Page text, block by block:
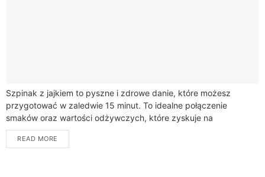
Szpinak z jajkiem to pyszne i zdrowe danie, które możesz
przygotować w zaledwie 15 minut. To idealne połączenie
smaków oraz wartości odżywczych, które zyskuje na
popularności w polskich kuchniach. Nawet...
READ MORE